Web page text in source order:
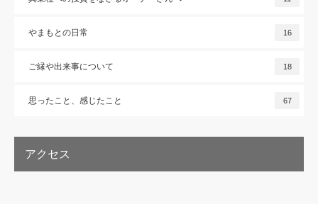
やまもとの日常 16
ご縁や出来事について 18
思ったこと、感じたこと 67
アクセス